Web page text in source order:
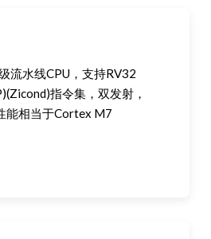
流水线CPU，支持RV32
指令集，双发射，
能相当于Cortex M7